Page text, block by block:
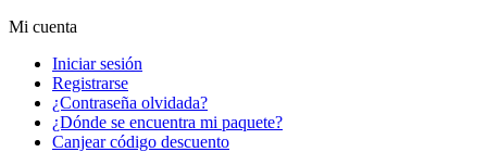
Mi cuenta
Iniciar sesión
Registrarse
¿Contraseña olvidada?
¿Dónde se encuentra mi paquete?
Canjear código descuento